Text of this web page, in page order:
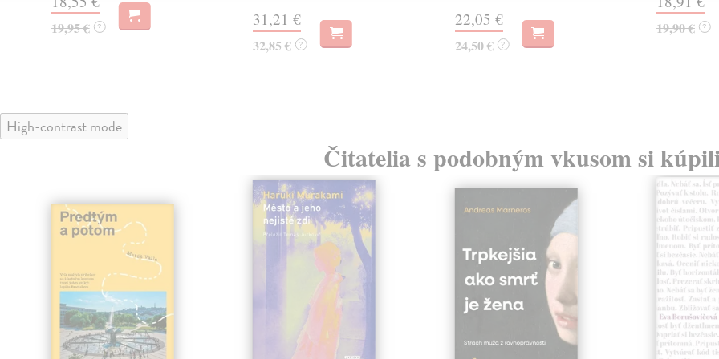
19,95 € ? 31,21 €
32,85 € ?
22,05 €
24,50 € ?
19,90 € ?
High-contrast mode
Čitatelia s podobným vkusom si